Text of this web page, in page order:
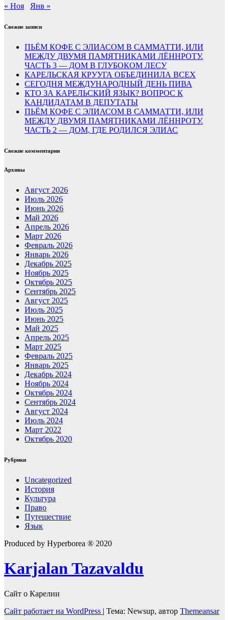
« Ноя
Янв »
Свежие записи
ПЬЁМ КОФЕ С ЭЛИАСОМ В САММАТТИ, ИЛИ
МЕЖДУ ДВУМЯ ПАМЯТНИКАМИ ЛЁННРОТУ.
ЧАСТЬ 3 — ДОМ В ГЛУБОКОМ ЛЕСУ
КАРЕЛЬСКАЯ КРУУГА ОБЪЕДИНИЛА ВСЕХ
СЕГОДНЯ МЕЖДУНАРОДНЫЙ ДЕНЬ ПИВА
КТО ЗА КАРЕЛЬСКИЙ ЯЗЫК? ВОПРОС К
КАНДИДАТАМ В ДЕПУТАТЫ
ПЬЁМ КОФЕ С ЭЛИАСОМ В САММАТТИ, ИЛИ
МЕЖДУ ДВУМЯ ПАМЯТНИКАМИ ЛЁННРОТУ.
ЧАСТЬ 2 — ДОМ, ГДЕ РОДИЛСЯ ЭЛИАС
Свежие комментарии
Архивы
Август 2026
Июль 2026
Июнь 2026
Май 2026
Апрель 2026
Март 2026
Февраль 2026
Январь 2026
Декабрь 2025
Ноябрь 2025
Октябрь 2025
Сентябрь 2025
Август 2025
Июль 2025
Июнь 2025
Май 2025
Апрель 2025
Март 2025
Февраль 2025
Январь 2025
Декабрь 2024
Ноябрь 2024
Октябрь 2024
Сентябрь 2024
Август 2024
Июль 2024
Март 2022
Октябрь 2020
Рубрики
Uncategorized
История
Культура
Право
Путешествие
Язык
Produced by Hyperborea ® 2020
Karjalan Tazavaldu
Сайт о Карелии
Сайт работает на WordPress | Тема: Newsup, автор Themeansar